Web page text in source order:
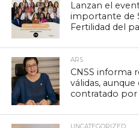
Lanzan el
importante de
Fertilidad del
ARS
CNSS informa
válidas,
contratado por